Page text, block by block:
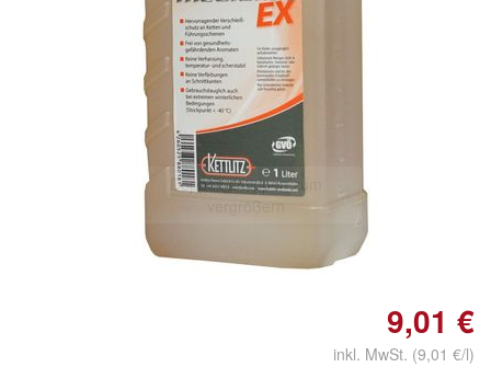
Doppelt antippen zum
vergrößern
9,01 €
inkl. MwSt. (9,01 €/l)